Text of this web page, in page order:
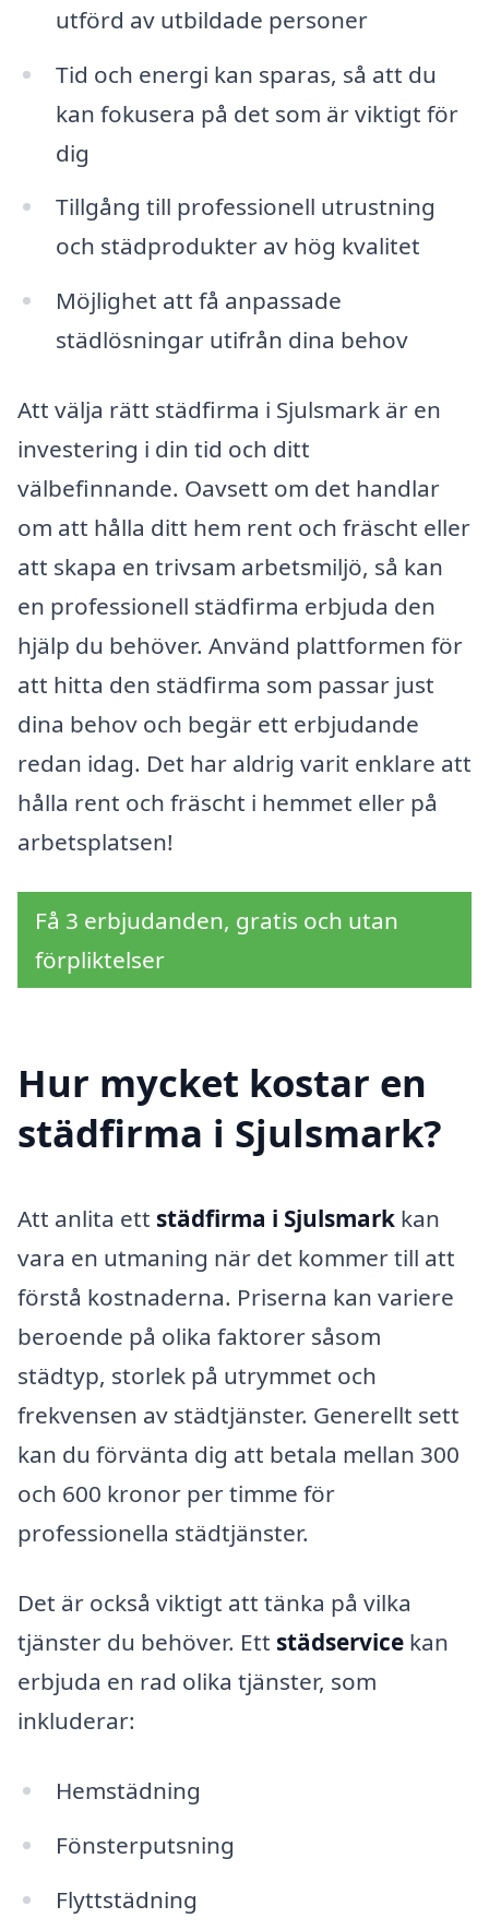
utförd av utbildade personer
Tid och energi kan sparas, så att du
kan fokusera på det som är viktigt för
dig
Tillgång till professionell utrustning
och städprodukter av hög kvalitet
Möjlighet att få anpassade
städlösningar utifrån dina behov
Att välja rätt städfirma i Sjulsmark är en
investering i din tid och ditt
välbefinnande. Oavsett om det handlar
om att hålla ditt hem rent och fräscht eller
att skapa en trivsam arbetsmiljö, så kan
en professionell städfirma erbjuda den
hjälp du behöver. Använd plattformen för
att hitta den städfirma som passar just
dina behov och begär ett erbjudande
redan idag. Det har aldrig varit enklare att
hålla rent och fräscht i hemmet eller på
arbetsplatsen!
Få 3 erbjudanden, gratis och utan
förpliktelser
Hur mycket kostar en
städfirma i Sjulsmark?
Att anlita ett städfirma i Sjulsmark kan
vara en utmaning när det kommer till att
förstå kostnaderna. Priserna kan variere
beroende på olika faktorer såsom
städtyp, storlek på utrymmet och
frekvensen av städtjänster. Generellt sett
kan du förvänta dig att betala mellan 300
och 600 kronor per timme för
professionella städtjänster.
Det är också viktigt att tänka på vilka
tjänster du behöver. Ett städservice kan
erbjuda en rad olika tjänster, som
inkluderar:
Hemstädning
Fönsterputsning
Flyttstädning